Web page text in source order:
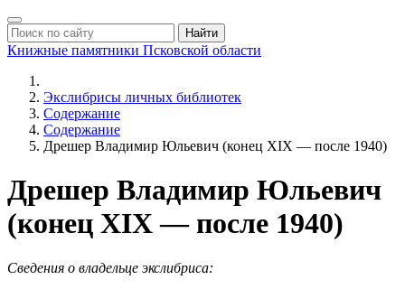
Найти
Книжные памятники Псковской области
Экслибрисы личных библиотек
Содержание
Содержание
Дрешер Владимир Юльевич (конец XIX — после 1940)
Дрешер Владимир Юльевич
(конец XIX — после 1940)
Сведения о владельце экслибриса: